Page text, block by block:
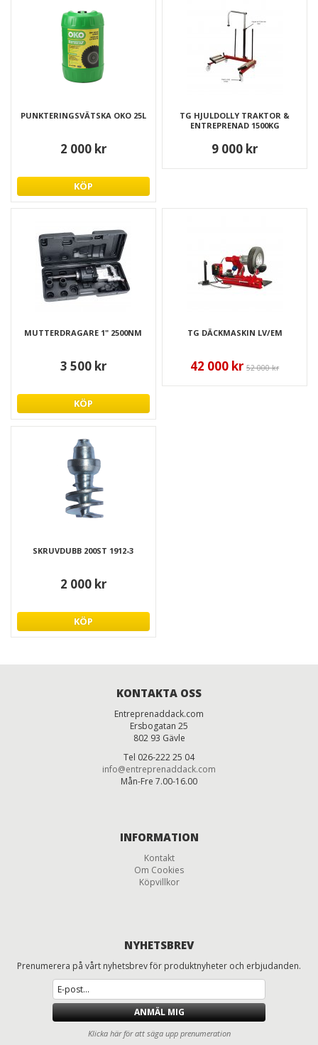
PUNKTERINGSVÄTSKA OKO 25L
2 000 kr
KÖP
TG HJULDOLLY TRAKTOR &
ENTREPRENAD 1500KG
9 000 kr
MUTTERDRAGARE 1" 2500NM
3 500 kr
KÖP
TG DÄCKMASKIN LV/EM
42 000 kr 52 000 kr
SKRUVDUBB 200ST 1912-3
2 000 kr
KÖP
KONTAKTA OSS
Entreprenaddack.com
Ersbogatan 25
802 93 Gävle
Tel 026-222 25 04
info@entreprenaddack.com
Mån-Fre 7.00-16.00
INFORMATION
Kontakt
Om Cookies
Köpvillkor
NYHETSBREV
Prenumerera på vårt nyhetsbrev för produktnyheter och erbjudanden.
ANMÄL MIG
Klicka här för att säga upp prenumeration